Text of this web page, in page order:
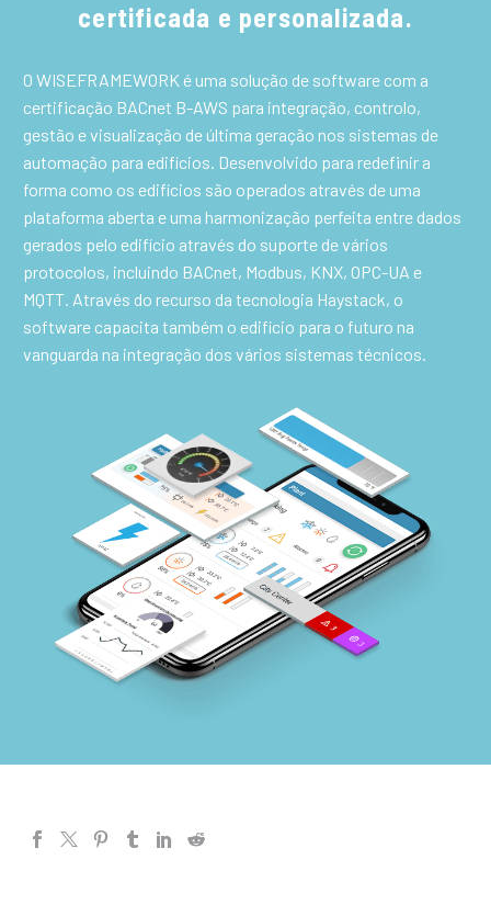
certificada e personalizada.
O WISEFRAMEWORK é uma solução de software com a
certificação BACnet B-AWS para integração, controlo,
gestão e visualização de última geração nos sistemas de
automação para edifícios. Desenvolvido para redefinir a
forma como os edifícios são operados através de uma
plataforma aberta e uma harmonização perfeita entre dados
gerados pelo edifício através do suporte de vários
protocolos, incluindo BACnet, Modbus, KNX, OPC-UA e
MQTT. Através do recurso da tecnologia Haystack, o
software capacita também o edifício para o futuro na
vanguarda na integração dos vários sistemas técnicos.